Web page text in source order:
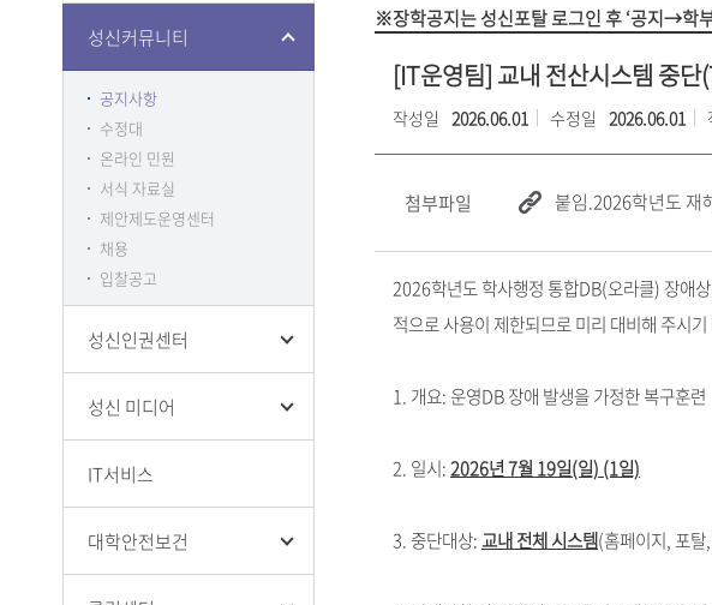
감사
성신커뮤니티
공지사항
수정대
온라인 민원
서식 자료실
제안제도운영센터
채용
입찰공고
성신인권센터
성신 미디어
IT서비스
대학안전보건
※장학공지는 성신포탈 로그인 후 ‘공지→학
[IT운영팀] 교내 전산시스템 중
작성일 2026.06.01 수정일 2026.06.01
첨부파일 붙임.2026학년도 재
2026학년도 학사행정 통합DB(오라클) 장애
적으로 사용이 제한되므로 미리 대비해 주시
1. 개요: 운영DB 장애 발생을 가정한 복구훈련
2. 일시:2026년 7월 19일(일) (1일)
3. 중단대상:교내 전체 시스템(홈페이지, 포